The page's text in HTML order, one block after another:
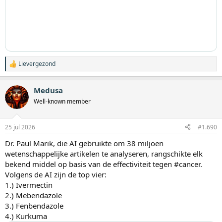
W
a
r
d
e
n
e
n
:
Lievergezond
Medusa
Well-known member
25 jul 2026 #1.690
Dr. Paul Marik, die AI gebruikte om 38 miljoen
wetenschappelijke artikelen te analyseren, rangschikte elk
bekend middel op basis van de effectiviteit tegen #cancer.
Volgens de AI zijn de top vier:
1.) Ivermectin
2.) Mebendazole
3.) Fenbendazole
4.) Kurkuma